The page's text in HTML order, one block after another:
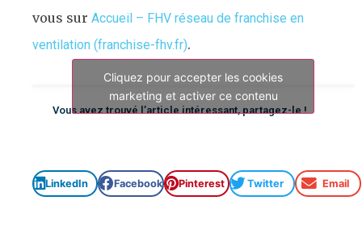
vous sur Accueil – FHV réseau de franchise en
ventilation (franchise-fhv.fr).
Cliquez pour accepter les cookies
marketing et activer ce contenu
Vous avez trouvé l’article intéressant, partagez-le !
LinkedIn Facebook Pinterest Twitter Email